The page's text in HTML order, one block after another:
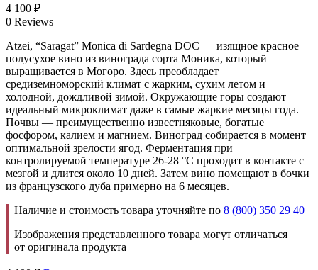
4 100 ₽
0 Reviews
Atzei, “Saragat” Monica di Sardegna DOC — изящное красное
полусухое вино из винограда сорта Моника, который
выращивается в Могоро. Здесь преобладает
средиземноморский климат с жарким, сухим летом и
холодной, дождливой зимой. Окружающие горы создают
идеальный микроклимат даже в самые жаркие месяцы года.
Почвы — преимущественно известняковые, богатые
фосфором, калием и магнием. Виноград собирается в момент
оптимальной зрелости ягод. Ферментация при
контролируемой температуре 26-28 °С проходит в контакте с
мезгой и длится около 10 дней. Затем вино помещают в бочки
из французского дуба примерно на 6 месяцев.
Наличие и стоимость товара уточняйте по 8 (800) 350 29 40
Изображения представленного товара могут отличаться
от оригинала продукта